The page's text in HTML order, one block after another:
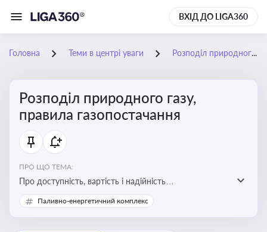
ВХІД ДО LIGA360
Головна Теми в центрі уваги Розподіл природного газу, правила газопостачання
Розподіл природного газу,
правила газопостачання
ПРО ЩО ТЕМА:
Про доступність, вартість і надійність
енергопостачання для бізнесу та вплив на економічну
стабільність
Паливно-енергетичний комплекс